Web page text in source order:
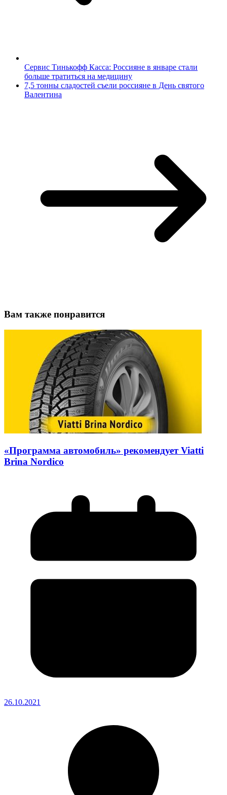
Сервис Тинькофф Касса: Россияне в январе стали
больше тратиться на медицину
7,5 тонны сладостей съели россияне в День святого
Валентина
Вам также понравится
«Программа автомобиль» рекомендует Viatti
Brina Nordico
26.10.2021